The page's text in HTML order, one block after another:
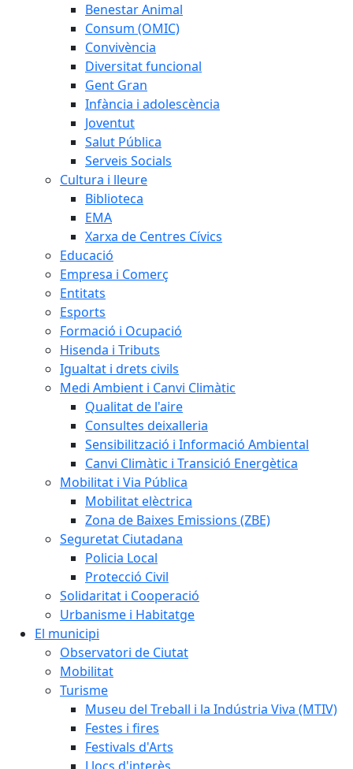
Benestar Animal
Consum (OMIC)
Convivència
Diversitat funcional
Gent Gran
Infància i adolescència
Joventut
Salut Pública
Serveis Socials
Cultura i lleure
Biblioteca
EMA
Xarxa de Centres Cívics
Educació
Empresa i Comerç
Entitats
Esports
Formació i Ocupació
Hisenda i Tributs
Igualtat i drets civils
Medi Ambient i Canvi Climàtic
Qualitat de l'aire
Consultes deixalleria
Sensibilització i Informació Ambiental
Canvi Climàtic i Transició Energètica
Mobilitat i Via Pública
Mobilitat elèctrica
Zona de Baixes Emissions (ZBE)
Seguretat Ciutadana
Policia Local
Protecció Civil
Solidaritat i Cooperació
Urbanisme i Habitatge
El municipi
Observatori de Ciutat
Mobilitat
Turisme
Museu del Treball i la Indústria Viva (MTIV)
Festes i fires
Festivals d'Arts